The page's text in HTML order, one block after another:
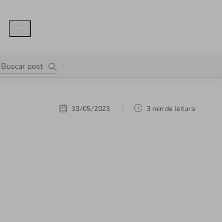
30/05/2023 3 min de leitura